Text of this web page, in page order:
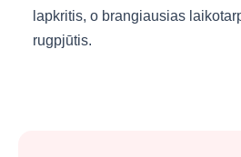
lapkritis, o brangiausias
rugpjūtis.